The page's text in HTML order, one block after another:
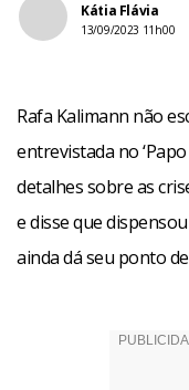
Kátia Flávia
13/09/2023 11h00
Rafa Kalimann não
entrevistada no
detalhes sobre as
e disse que
ainda dá seu ponto